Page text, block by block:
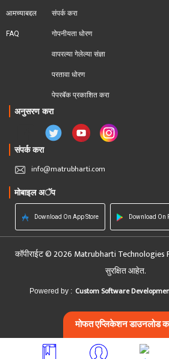
आमच्याबद्दल
FAQ
संपर्क करा
गोपनीयता धोरण
वापरल्या गेलेल्या संज्ञा
परतावा धोरण
पेपरबॅक प्रकाशित करा
अनुसरण करा
संपर्क करा
info@matrubharti.com
मोबाइल अॅप
Download On App Store Download On
कॉपीराईट © 2026 Matrubharti Technologies
सुरक्षित आहेत.
Powered by : Custom Software
मोफत एप्लिकेशन डाउनलोड